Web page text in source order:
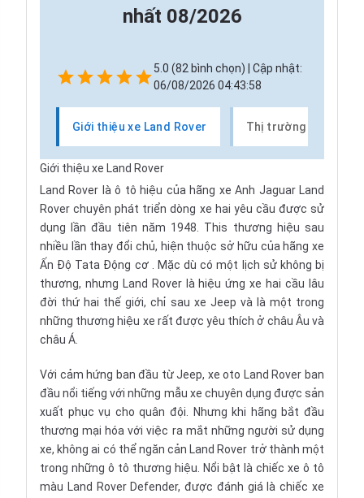
nhất 08/2026
5.0 (82 bình chọn) | Cập nhật:
06/08/2026 04:43:58
Giới thiệu xe Land Rover Thị trường xe Land
Giới thiệu xe Land Rover
Land Rover là ô tô hiệu của hãng xe Anh Jaguar Land
Rover chuyên phát triển dòng xe hai yêu cầu được sử
dụng lần đầu tiên năm 1948. This thương hiệu sau
nhiều lần thay đổi chủ, hiện thuộc sở hữu của hãng xe
Ấn Độ Tata Động cơ. Mặc dù có một lịch sử không bị
thương, nhưng Land Rover là hiệu ứng xe hai cầu lâu
đời thứ hai thế giới, chỉ sau xe Jeep và là một trong
những thương hiệu xe rất được yêu thích ở châu Âu và
châu Á.
Với cảm hứng ban đầu từ Jeep, xe oto Land Rover ban
đầu nổi tiếng với những mẫu xe chuyên dụng được sản
xuất phục vụ cho quân đội. Nhưng khi hãng bắt đầu
thương mại hóa với việc ra mắt những người sử dụng
xe, không ai có thể ngăn cản Land Rover trở thành một
trong những ô tô thương hiệu. Nổi bật là chiếc xe ô tô
màu Land Rover Defender, được đánh giá là chiếc xe